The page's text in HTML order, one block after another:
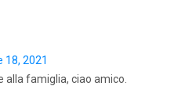
18, 2021
famiglia, ciao amico.